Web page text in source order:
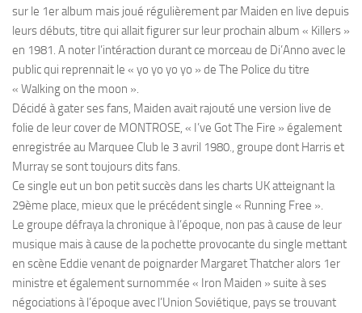
sur le 1er album mais joué régulièrement par Maiden en live depuis
leurs débuts, titre qui allait figurer sur leur prochain album « Killers »
en 1981. A noter l’intéraction durant ce morceau de Di’Anno avec le
public qui reprennait le « yo yo yo yo » de The Police du titre
« Walking on the moon ».
Décidé à gater ses fans, Maiden avait rajouté une version live de
folie de leur cover de MONTROSE, « I’ve Got The Fire » également
enregistrée au Marquee Club le 3 avril 1980., groupe dont Harris et
Murray se sont toujours dits fans.
Ce single eut un bon petit succès dans les charts UK atteignant la
29ème place, mieux que le précédent single « Running Free ».
Le groupe défraya la chronique à l’époque, non pas à cause de leur
musique mais à cause de la pochette provocante du single mettant
en scène Eddie venant de poignarder Margaret Thatcher alors 1er
ministre et également surnommée « Iron Maiden » suite à ses
négociations à l’époque avec l’Union Soviétique, pays se trouvant